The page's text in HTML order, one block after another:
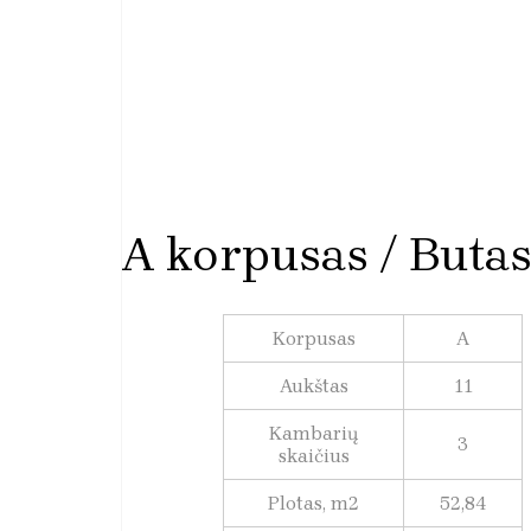
A korpusas /
Korpusas A
Aukštas 11
Kambarių
skaičius
3
Plotas, m2 52,84